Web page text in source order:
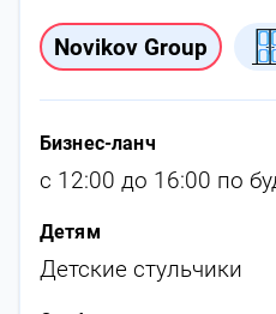
Novikov Group
Бизнес-ланч
с 12:00 до 16:00 по
Детям
Детские стульчики